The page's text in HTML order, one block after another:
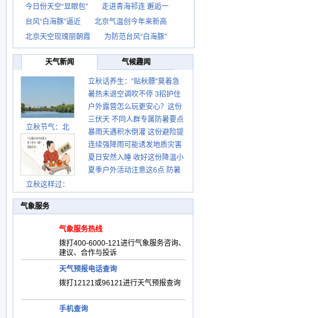
今日份天空“显眼包”
走进青海祁连 邂逅一
台风“白海豚”逼近
北京气温创今年来新高
北京天空现瑰丽朝霞
为防范台风“白海豚”
天气新闻 气候趣闻
立秋节气：北
立秋这样过：
立秋话养生：“贴秋膘”莫着急
先清暑再防燥
暑热未退空调吹不停 3招护住
肩颈不酸痛
户外露营怎么玩更安心？这份
攻略请收好
三伏天 不同人群专属防暑要点
请收好
暴雨天遇积水倒灌 这份避险提
示请收好
连续强降雨可能诱发地质灾害
这些前兆要知道
夏日安然入睡 收好这份降温小
贴士
夏季户外活动注意这6点 防暑
气象服务
气象服务热线
拨打400-6000-121进行气象服务咨询、
建议、合作与投诉
天气预报电话查询
拨打12121或96121进行天气预报查询
手机查询